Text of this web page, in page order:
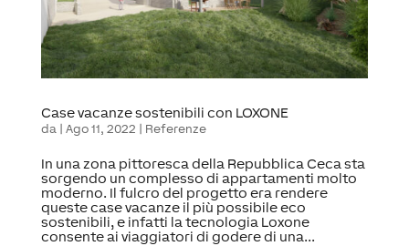
Case vacanze sostenibili con LOXONE
da Ago 11, 2022 Referenze
In una zona pittoresca della Repubblica Ceca sta
sorgendo un complesso di appartamenti molto
moderno. Il fulcro del progetto era rendere
queste case vacanze il più possibile eco
sostenibili, e infatti la tecnologia Loxone
consente ai viaggiatori di godere di una...